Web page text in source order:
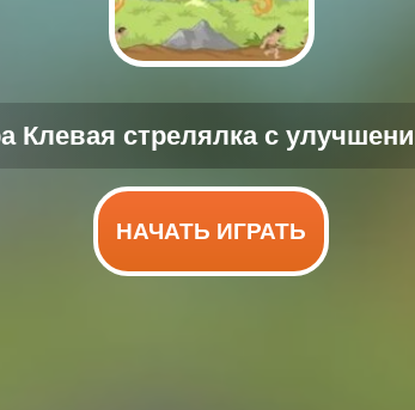
НАЧАТЬ ИГРАТЬ